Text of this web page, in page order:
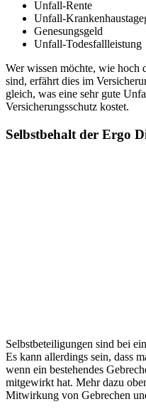
Unfall-Rente
Unfall-
Genesungsgeld
Unfall-Todesfallleistung
Wer wissen möchte, wie
sind, erfährt dies im
gleich, was eine sehr gute
Versicherungsschutz kostet.
Selbstbehalt der Ergo
Selbstbeteiligungen sind bei
Es kann allerdings sein, dass
wenn ein bestehendes
mitgewirkt hat. Mehr dazu
Mitwirkung von Gebrechen